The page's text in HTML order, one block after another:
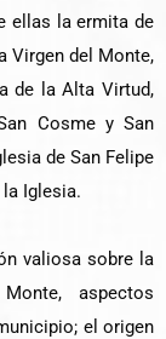
ellas la ermita de
Virgen del Monte,
de la Alta Virtud,
Cosme y San
de San Felipe
Iglesia.
valiosa sobre la
aspectos
el origen